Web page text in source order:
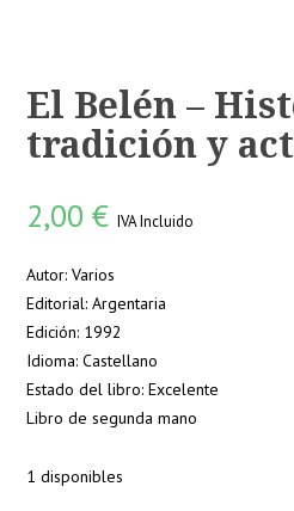
El Belén –
tradición y
2,00€ IVA Incluido
Autor: Varios
Editorial: Argentaria
Edición: 1992
Idioma: Castellano
Estado del libro: Excelente
Libro de segunda mano
1 disponibles